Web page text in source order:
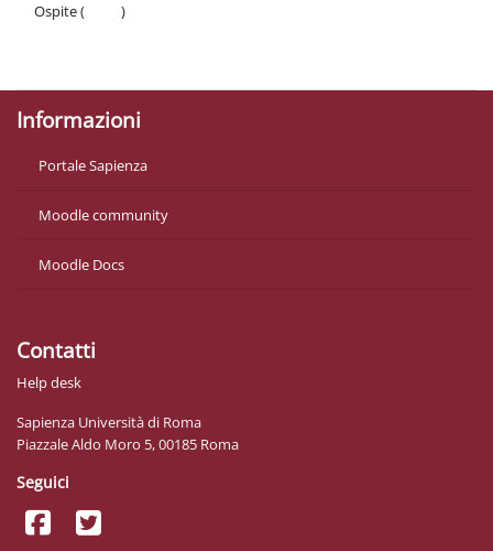
Ospite (
)
Informazioni
Portale Sapienza
Moodle community
Moodle Docs
Contatti
Help desk
Sapienza Università di Roma
Piazzale Aldo Moro 5, 00185 Roma
Seguici